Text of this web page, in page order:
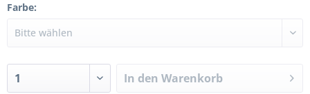
Farbe:
In den Warenkorb